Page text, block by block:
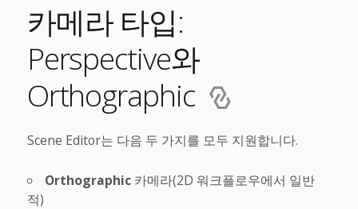
카메라 타입:
Perspective와
Orthographic
Scene Editor는 다음 두 가지를 모두 지원합니다.
Orthographic 카메라(2D 워크플로우에서 일반
적)